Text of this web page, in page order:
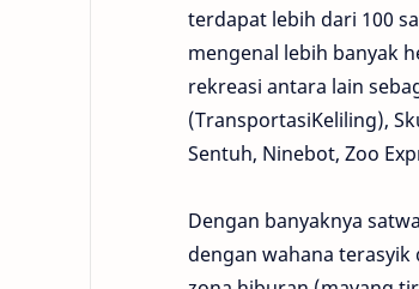
terdapat lebih dari 100
mengenal lebih banyak
rekreasi antara lain
(TransportasiKeliling),
Sentuh, Ninebot, Zoo
Dengan banyaknya
dengan wahana